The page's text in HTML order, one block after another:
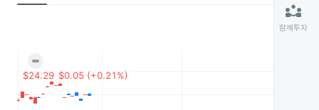
partner_exchange
함께투자